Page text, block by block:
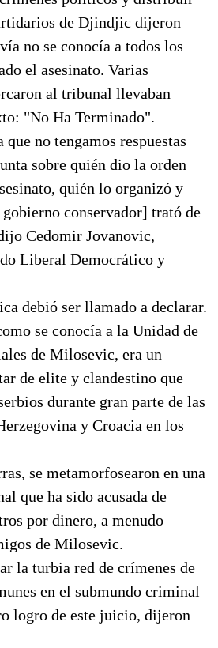
de Djindjic dijeron
no se conocía a todos los
el asesinato. Varias
al tribunal llevaban
"No Ha Terminado".
no tengamos respuestas
sobre quién dio la orden
quién lo organizó y
conservador] trató de
Cedomir Jovanovic,
Liberal Democrático y
debió ser llamado a declarar.
se conocía a la Unidad de
de Milosevic, era un
de elite y clandestino que
durante gran parte de las
y Croacia en los
se metamorfosearon en una
que ha sido acusada de
por dinero, a menudo
de Milosevic.
la turbia red de crímenes de
en el submundo criminal
logro de este juicio, dijeron